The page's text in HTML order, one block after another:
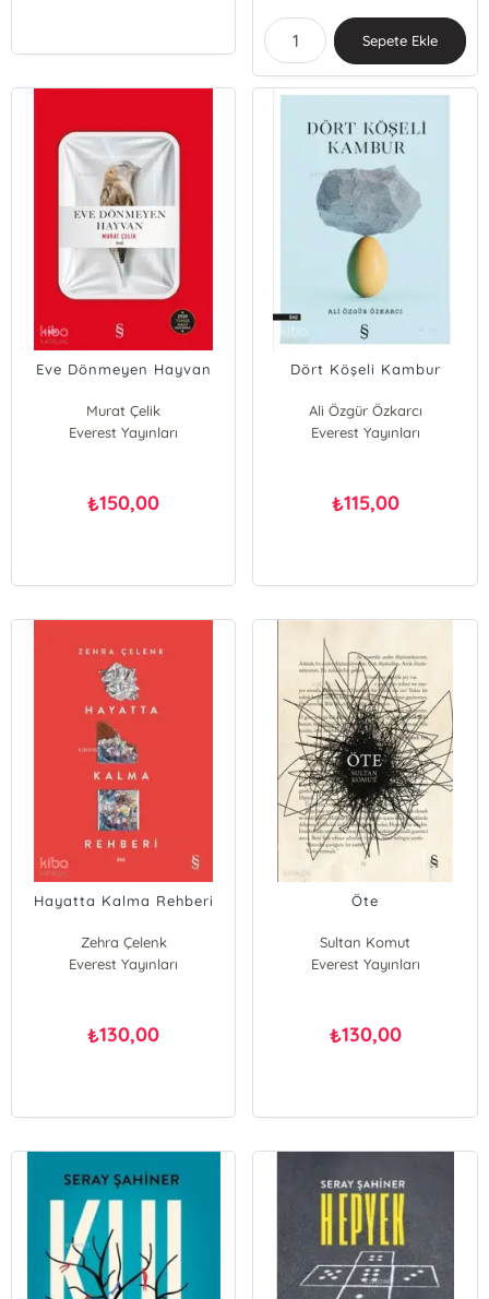
Sepete Ekle
Eve Dönmeyen Hayvan
Murat Çelik
Everest Yayınları
₺150,00
Dört Köşeli Kambur
Ali Özgür Özkarcı
Everest Yayınları
₺115,00
Hayatta Kalma Rehberi
Zehra Çelenk
Everest Yayınları
₺130,00
Öte
Sultan Komut
Everest Yayınları
₺130,00